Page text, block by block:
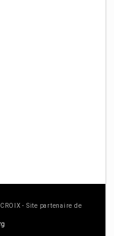
- Site partenaire de